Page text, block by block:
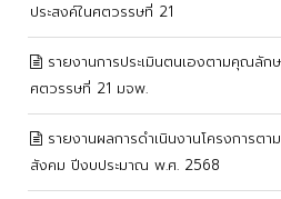
ประสงค์ในศตวรรษที่ 21
รายงานการประเมินตนเองตามคุณลั
ศตวรรษที่ 21 มจพ.
รายงานผลการดำเนินงานโครงการตา
สังคม ปีงบประมาณ พ.ศ. 2568